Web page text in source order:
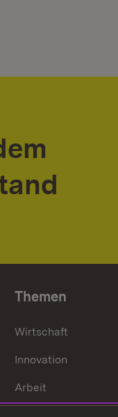
Themen
Wirtschaft
Innovation
Arbeit